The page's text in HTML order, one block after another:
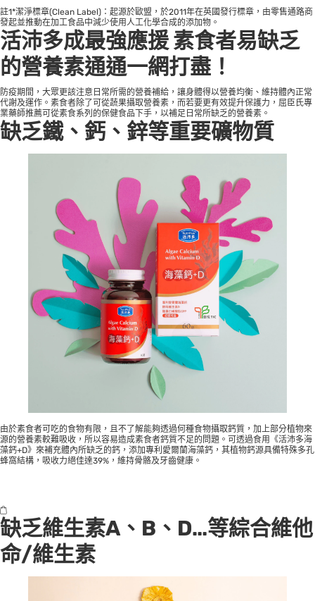
註1*潔淨標章(Clean Label)：起源於歐盟，於2011年在英國發行標章，由零售通路商
發起並推動在加工食品中減少使用人工化學合成的添加物。
活沛多成最強應援 素食者易缺乏
的營養素通通一網打盡！
防疫期間，大眾更該注意日常所需的營養補給，讓身體得以營養均衡、維持體內正常
代謝及運作。素食者除了可從蔬果攝取營養素，而若要更有效提升保護力，屈臣氏專
業藥師推薦可從素食系列的保健食品下手，以補足日常所缺乏的營養素。
缺乏鐵、鈣、鋅等重要礦物質
由於素食者可吃的食物有限，且不了解能夠透過何種食物攝取鈣質，加上部分植物來
源的營養素較難吸收，所以容易造成素食者鈣質不足的問題。可透過食用《活沛多海
藻鈣+D》來補充體內所缺乏的鈣，添加專利愛爾蘭海藻鈣，其植物鈣源具備特殊多孔
蜂窩結構，吸收力絕佳達39%，維持骨骼及牙齒健康。
缺乏維生素A、B、D…等綜合維他
命/維生素